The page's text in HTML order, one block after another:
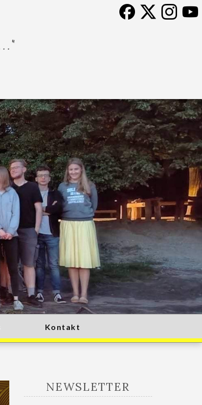
Kontakt
NEWSLETTER